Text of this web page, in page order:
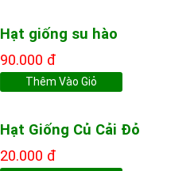
Hạt giống su hào
90.000 đ
Thêm Vào Giỏ
Hạt Giống Củ Cải Đỏ
20.000 đ